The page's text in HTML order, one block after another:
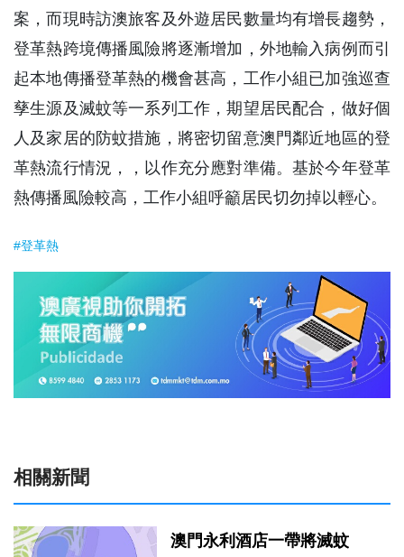
案，而現時訪澳旅客及外遊居民數量均有增長趨勢，
登革熱跨境傳播風險將逐漸增加，外地輸入病例而引
起本地傳播登革熱的機會甚高，工作小組已加強巡查
孳生源及滅蚊等一系列工作，期望居民配合，做好個
人及家居的防蚊措施，將密切留意澳門鄰近地區的登
革熱流行情況，，以作充分應對準備。基於今年登革
熱傳播風險較高，工作小組呼籲居民切勿掉以輕心。
#登革熱
相關新聞
澳門永利酒店一帶將滅蚊